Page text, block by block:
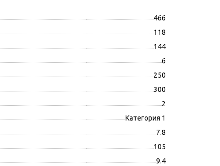
466
118
144
6
250
300
2
Категория 1
7.8
105
9.4